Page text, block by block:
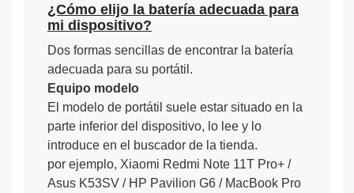
¿Cómo elijo la batería adecuada para
mi dispositivo?
Dos formas sencillas de encontrar la batería
adecuada para su portátil.
Equipo modelo
El modelo de portátil suele estar situado en la
parte inferior del dispositivo, lo lee y lo
introduce en el buscador de la tienda.
por ejemplo, Xiaomi Redmi Note 11T Pro+ /
Asus K53SV / HP Pavilion G6 / MacBook Pro